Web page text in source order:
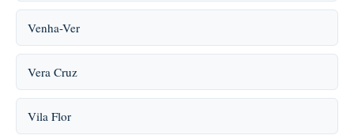
Venha-Ver
Vera Cruz
Vila Flor